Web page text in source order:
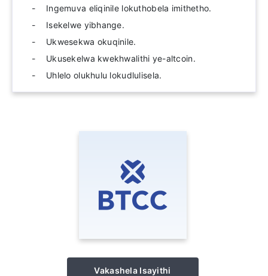
Ingemuva eliqinile lokuthobela imithetho.
Isekelwe yibhange.
Ukwesekwa okuqinile.
Ukusekelwa kwekhwalithi ye-altcoin.
Uhlelo olukhulu lokudlulisela.
Vakashela Isayithi